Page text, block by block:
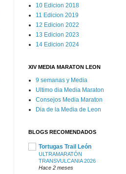
10 Edicion 2018
11 Edicion 2019
12 Edicion 2022
13 Edicion 2023
14 Edicion 2024
XIV MEDIA MARATON LEON
9 semanas y Media
Ultimo dia Media Maraton
Consejos Media Maraton
Dia de la Media de Leon
BLOGS RECOMENDADOS
Tortugas Trail León
ULTRAMARATÓN
TRANSVULCANIA 2026
Hace 2 meses